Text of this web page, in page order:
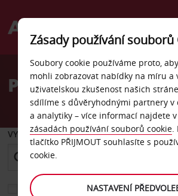
Welcome
AvisPronájem auta
VYZVEDNOUT Z
Vyberte si jiné místo vrácení
Zásady používání souborů
Soubory cookie používáme proto,
mohli zobrazovat nabídky na míru a
uživatelskou zkušenost našich
sdílíme s důvěryhodnými partnery v
a analytiky – více informací najdete
zásadách používání souborů cookie.
tlačítko PŘIJMOUT souhlasíte s
cookie.
NASTAVENÍ